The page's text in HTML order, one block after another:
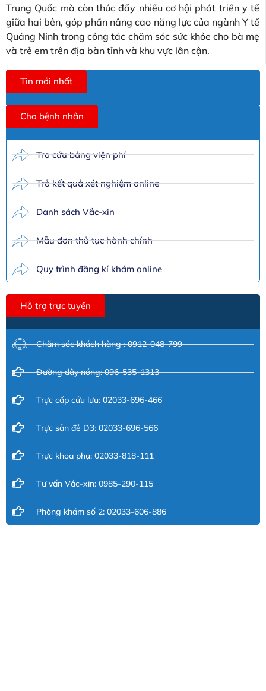
Trung Quốc mà còn thúc đẩy nhiều cơ hội phát triển y tế
giữa hai bên, góp phần nâng cao năng lực của ngành Y tế
Quảng Ninh trong công tác chăm sóc sức khỏe cho bà mẹ
và trẻ em trên địa bàn tỉnh và khu vực lân cận.
Tin mới nhất
Cho bệnh nhân
Tra cứu bảng viện phí
Trả kết quả xét nghiệm online
Danh sách Vắc-xin
Mẫu đơn thủ tục hành chính
Quy trình đăng kí khám online
Hỗ trợ trực tuyến
Chăm sóc khách hàng : 0912-048-799
Đường dây nóng: 096-535-1313
Trực cấp cứu lưu: 02033-696-466
Trực sản đẻ D3: 02033-696-566
Trực khoa phụ: 02033-818-111
Tư vấn Vắc-xin: 0985-290-115
Phòng khám số 2: 02033-606-886